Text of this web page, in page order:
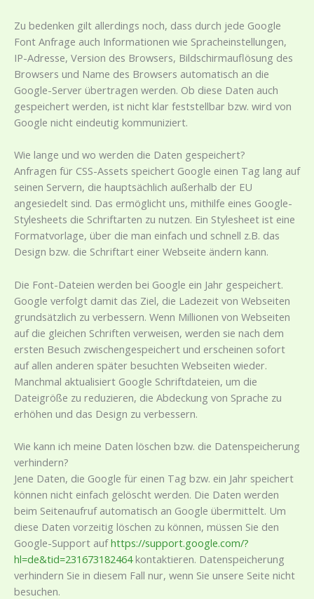
Zu bedenken gilt allerdings noch, dass durch jede Google
Font Anfrage auch Informationen wie Spracheinstellungen,
IP-Adresse, Version des Browsers, Bildschirmauflösung des
Browsers und Name des Browsers automatisch an die
Google-Server übertragen werden. Ob diese Daten auch
gespeichert werden, ist nicht klar feststellbar bzw. wird von
Google nicht eindeutig kommuniziert.
Wie lange und wo werden die Daten gespeichert?
Anfragen für CSS-Assets speichert Google einen Tag lang auf
seinen Servern, die hauptsächlich außerhalb der EU
angesiedelt sind. Das ermöglicht uns, mithilfe eines Google-
Stylesheets die Schriftarten zu nutzen. Ein Stylesheet ist eine
Formatvorlage, über die man einfach und schnell z.B. das
Design bzw. die Schriftart einer Webseite ändern kann.
Die Font-Dateien werden bei Google ein Jahr gespeichert.
Google verfolgt damit das Ziel, die Ladezeit von Webseiten
grundsätzlich zu verbessern. Wenn Millionen von Webseiten
auf die gleichen Schriften verweisen, werden sie nach dem
ersten Besuch zwischengespeichert und erscheinen sofort
auf allen anderen später besuchten Webseiten wieder.
Manchmal aktualisiert Google Schriftdateien, um die
Dateigröße zu reduzieren, die Abdeckung von Sprache zu
erhöhen und das Design zu verbessern.
Wie kann ich meine Daten löschen bzw. die Datenspeicherung
verhindern?
Jene Daten, die Google für einen Tag bzw. ein Jahr speichert
können nicht einfach gelöscht werden. Die Daten werden
beim Seitenaufruf automatisch an Google übermittelt. Um
diese Daten vorzeitig löschen zu können, müssen Sie den
Google-Support aufhttps://support.google.com/?
hl=de&tid=231673182464kontaktieren. Datenspeicherung
verhindern Sie in diesem Fall nur, wenn Sie unsere Seite nicht
besuchen.